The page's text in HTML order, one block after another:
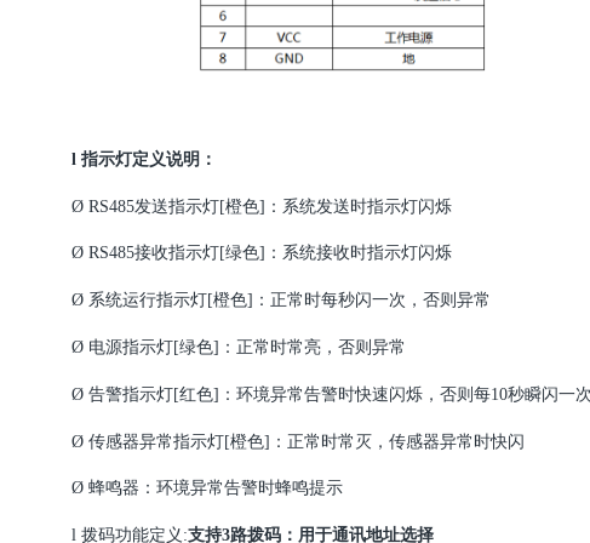
l 指示灯定义说明：
Ø RS485发送指示灯[橙色]：系统发送时指示灯闪烁
Ø RS485接收指示灯[绿色]：系统接收时指示灯闪烁
Ø 系统运行指示灯[橙色]：正常时每秒闪一次，否则异常
Ø 电源指示灯[绿色]：正常时常亮，否则异常
Ø 告警指示灯[红色]：环境异常告警时快速闪烁，否则每10秒瞬闪一
Ø 传感器异常指示灯[橙色]：正常时常灭，传感器异常时快闪
Ø 蜂鸣器：环境异常告警时蜂鸣提示
l 拨码功能定义 :支持3路拨码：用于通讯地址选择